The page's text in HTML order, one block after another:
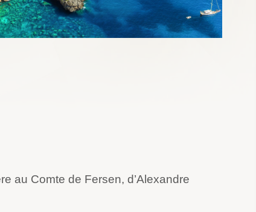
au Comte de Fersen, d’Alexandre